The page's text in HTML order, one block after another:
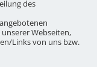
des
Webseiten,
Links von uns bzw.